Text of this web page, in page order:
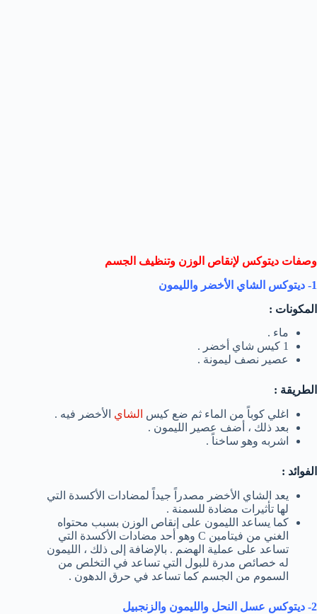
وصفات ديتوكس لإنقاص الوزن وتنظيف الجسم
1- ديتوكس الشاي الأخضر والليمون
المكونات :
ماء .
1 كيس شاي أخضر .
عصير نصف ليمونة .
الطريقة :
اغلي كوباً من الماء ثم ضع كيس الشاي الأخضر فيه .
بعد ذلك ، أضف عصير الليمون .
اشربه وهو ساخناً .
الفوائد :
يعد الشاي الأخضر مصدراً جيداً لمضادات الأكسدة التي
لها تأثيرات مضادة للسمنة .
كما يساعد الليمون على إنقاص الوزن بسبب محتواه
الغني من فيتامين C وهو أحد مضادات الأكسدة التي
تساعد على عملية الهضم . بالإضافة إلى ذلك ، الليمون
له خصائص مدرة للبول التي تساعد في التخلص من
السموم من الجسم كما تساعد في حرق الدهون .
2- ديتوكس عسل النحل والليمون والزنجبيل